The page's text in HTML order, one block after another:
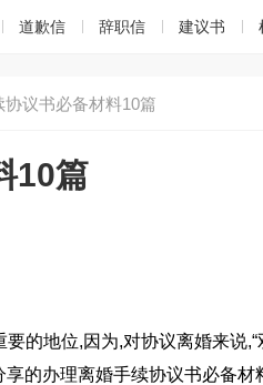
道歉信 辞职信 建议书
协议书必备材料10篇
10篇
的地位,因为,对协议离婚来说,“
享的办理离婚手续协议书必备材